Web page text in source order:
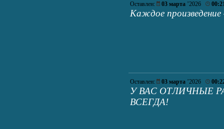
Оставлен: 03 марта ’2026
Каждое
Оставлен: 03 марта ’2026
У ВАС ОТЛИЧНЫЕ
ВСЕГДА!